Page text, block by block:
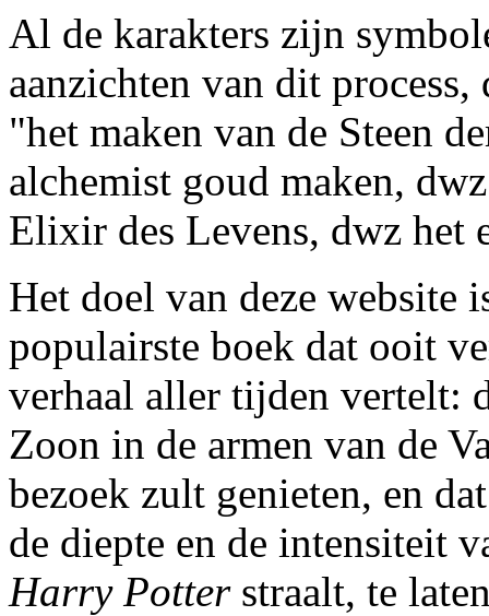
Al de karakters zijn
aanzichten van dit
"het maken van de Steen
alchemist goud maken,
Elixir des Levens, dwz het
Het doel van deze website
populairste boek dat ooit
verhaal aller tijden vertelt:
Zoon in de armen van de
bezoek zult genieten, en
de diepte en de intensiteit
Harry Potterstraalt, te